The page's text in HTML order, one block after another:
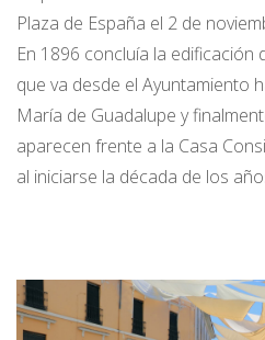
Plaza de España el 2 de
En 1896 concluía la edificación
que va desde el Ayuntamiento
María de Guadalupe y
aparecen frente a la Casa
al iniciarse la década de los